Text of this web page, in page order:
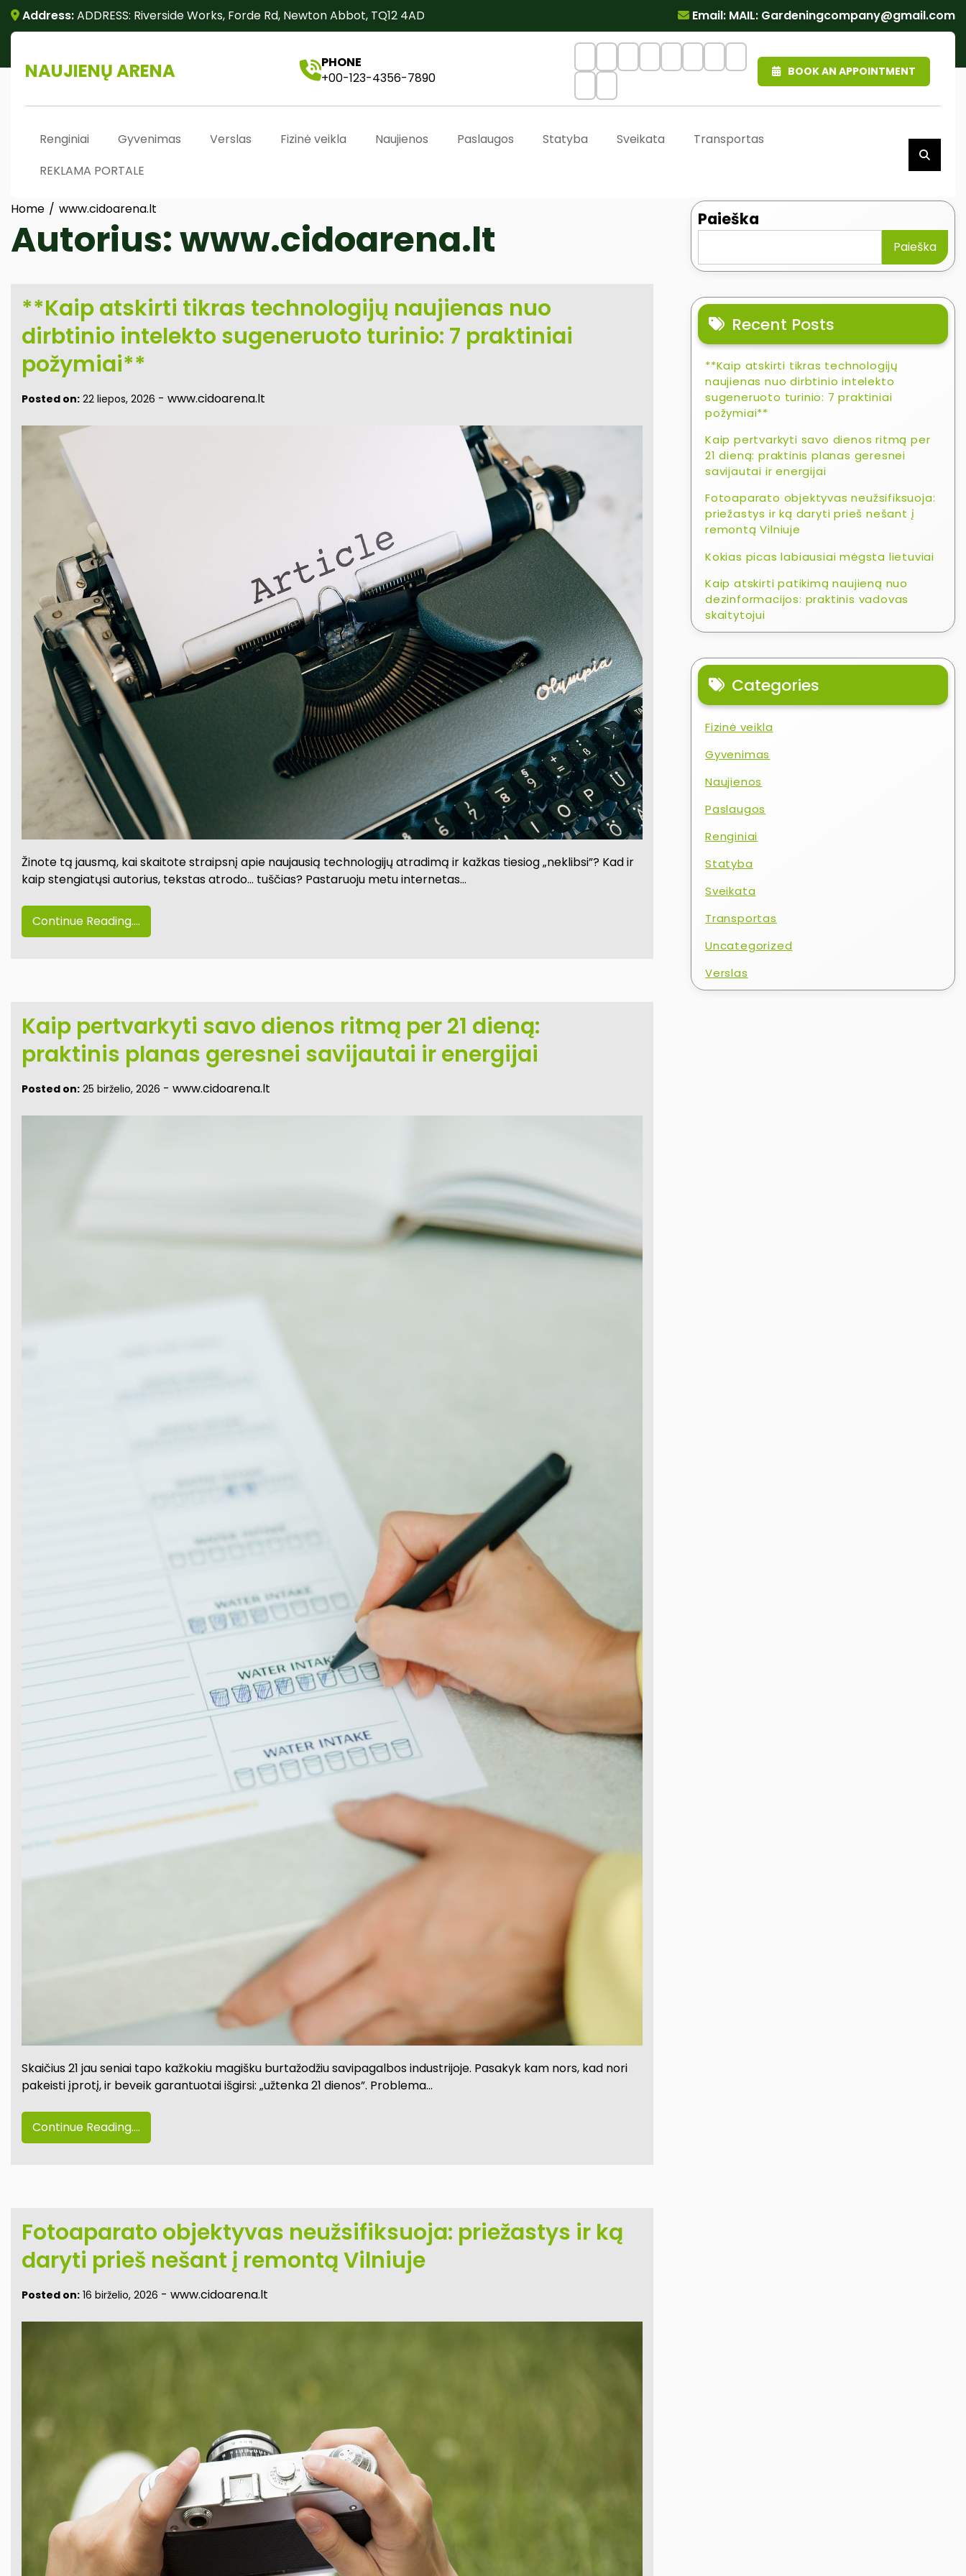
Skip
content
Address:ADDRESS: Riverside Works, Forde Rd, Newton Abbot, TQ12 4AD Email: MAIL: Gardeningcompany@gmail.com
NAUJIENŲ ARENA
PHONE
+00-123-4356-7890
BOOK AN APPOINTMENT
Renginiai Gyvenimas Verslas Fizinė veikla Naujienos Paslaugos Statyba Sveikata
Transportas
REKLAMA PORTALE
Home www.cidoarena.lt
Autorius:www.cidoarena.lt
**Kaip atskirti tikras technologijų naujienas nuo
dirbtinio intelekto sugeneruoto turinio: 7 praktiniai
požymiai**
Posted on: 22 liepos, 2026 - www.cidoarena.lt
Žinote tą jausmą, kai skaitote straipsnį apie naujausią technologijų atradimą ir kažkas tiesiog „neklibsi”? Kad ir
kaip stengiatųsi autorius, tekstas atrodo… tuščias? Pastaruoju metu internetas…
Continue Reading....
Kaip pertvarkyti savo dienos ritmą per 21 dieną:
praktinis planas geresnei savijautai ir energijai
Posted on: 25 birželio, 2026 - www.cidoarena.lt
Skaičius 21 jau seniai tapo kažkokiu magišku burtažodžiu savipagalbos industrijoje. Pasakyk kam nors, kad nori
pakeisti įprotį, ir beveik garantuotai išgirsi: „užtenka 21 dienos”. Problema…
Continue Reading....
Fotoaparato objektyvas neužsifiksuoja: priežastys ir ką
daryti prieš nešant į remontą Vilniuje
Posted on: 16 birželio, 2026 - www.cidoarena.lt
Paieška
Paieška
Recent Posts
**Kaip atskirti tikras technologijų
naujienas nuo dirbtinio intelekto
sugeneruoto turinio: 7 praktiniai
požymiai**
Kaip pertvarkyti savo dienos ritmą per
21 dieną: praktinis planas geresnei
savijautai ir energijai
Fotoaparato objektyvas neužsifiksuoja:
priežastys ir ką daryti prieš nešant į
remontą Vilniuje
Kokias picas labiausiai mėgsta lietuviai
Kaip atskirti patikimą naujieną nuo
dezinformacijos: praktinis vadovas
skaitytojui
Categories
Fizinė veikla
Gyvenimas
Naujienos
Paslaugos
Renginiai
Statyba
Sveikata
Transportas
Uncategorized
Verslas